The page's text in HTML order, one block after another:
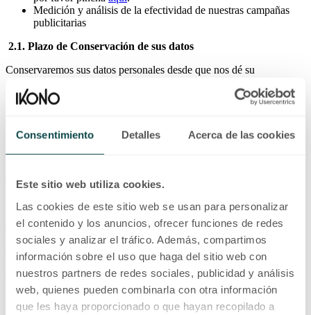
Consentimiento Detalles Acerca de las cookies
Este sitio web utiliza cookies.
Las cookies de este sitio web se usan para personalizar
el contenido y los anuncios, ofrecer funciones de redes
sociales y analizar el tráfico. Además, compartimos
información sobre el uso que haga del sitio web con
nuestros partners de redes sociales, publicidad y análisis
web, quienes pueden combinarla con otra información
que les haya proporcionado o que hayan recopilado a
Medición y análisis de la efectividad de nuestras campañas
publicitarias
2.1. Plazo de Conservación de sus datos
Conservaremos sus datos personales desde que nos dé su
tratamiento o se extinga la finalidad para la que fueron recabados.
En tales casos, mantendremos sus datos de manera bloqueada
expreso otorgado mediante un acto positivo y afirmativo (rellenar el
formulario correspondiente y marcar la casilla de aceptación de esta
política) en el momento de facilitarnos sus datos personales.
También podemos basar el tratamiento en nuestro interés legítimo de
ofrecerte información comercial más relevante y mejorar nuestros
servicios. No obstante, el tratamiento de datos personales para la
mejora de experiencia de usuario y contenido publicitario se basa en
el consentimiento expreso.
3.1. Consentimiento para tratar sus datos